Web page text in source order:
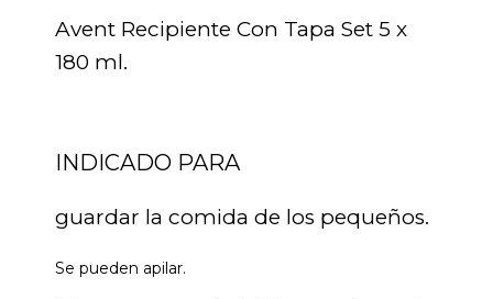
Avent Recipiente Con Tapa Set 5 x
180 ml.
INDICADO PARA
guardar la comida de los pequeños.
Se pueden apilar.